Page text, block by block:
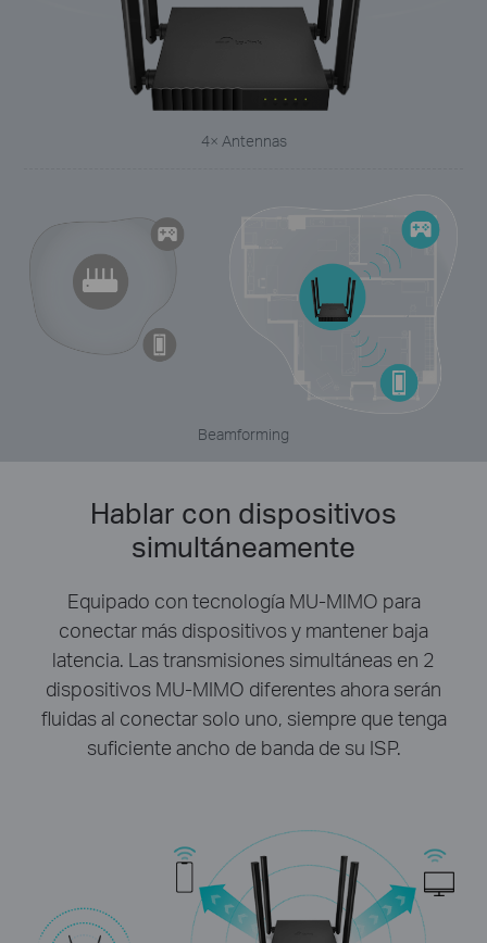
4× Antennas
Beamforming
Hablar con dispositivos
simultáneamente
Equipado con tecnología MU-MIMO para
conectar más dispositivos y mantener baja
latencia. Las transmisiones simultáneas en 2
dispositivos MU-MIMO diferentes ahora serán
fluidas al conectar solo uno, siempre que tenga
suficiente ancho de banda de su ISP.